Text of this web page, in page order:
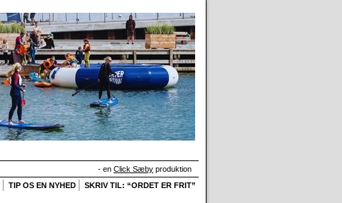
- en Click Sæby produktion
TIP OS EN NYHED SKRIV TIL: “ORDET ER FRIT”